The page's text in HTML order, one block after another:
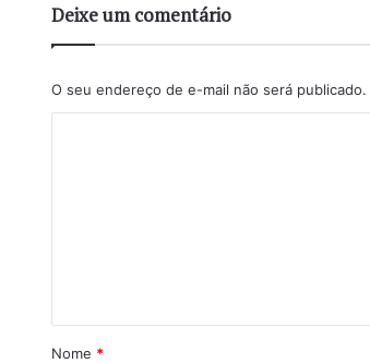
Deixe um comentário
O seu endereço de e-mail não será publicado.
Nome *